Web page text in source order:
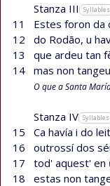
Stanza III Syllables
11 Estes foron da
12
do Rodão, u
13
que ardeu tan
14 mas non
O que a Santa
Stanza IV Syllables
15 Ca havía i do
16
outrossí dos
17
tod' aquest' en
18
estas non